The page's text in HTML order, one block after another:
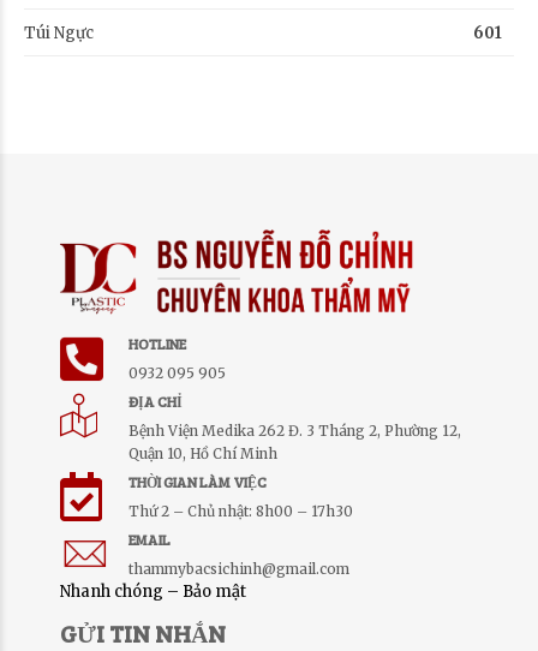
Túi Ngực 601
HOTLINE
0932 095 905
ĐỊA CHỈ
Bệnh Viện Medika 262 Đ. 3 Tháng 2, Phường 12,
Quận 10, Hồ Chí Minh
THỜI GIAN LÀM VIỆC
Thứ 2 – Chủ nhật: 8h00 – 17h30
EMAIL
thammybacsichinh@gmail.com
Nhanh chóng – Bảo mật
GỬI TIN NHẮN